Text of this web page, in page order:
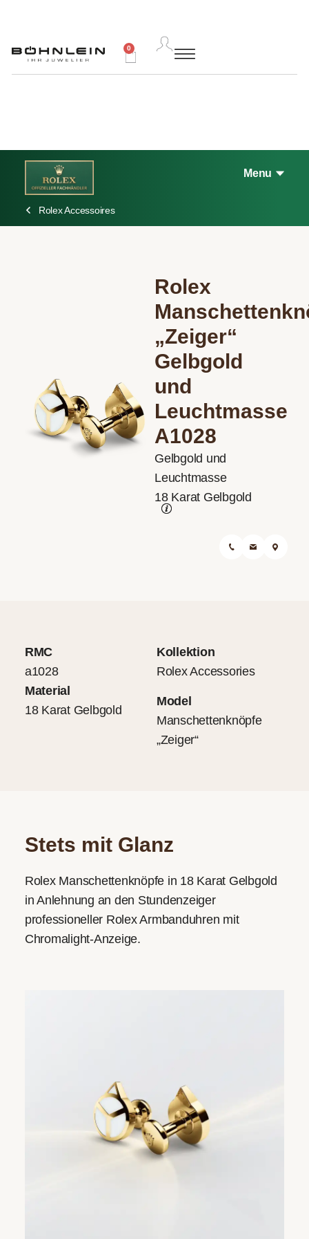
0
Menu
Rolex Accessoires
Rolex
„Zeiger“
Gelbgold
und
Leuchtmasse
A1028
Gelbgold und
Leuchtmasse
18 Karat Gelbgold
0921-507 01 60Eine Nachricht
Finden Sie
RMC
a1028
Material
18 Karat Gelbgold
Kollektion
Rolex Accessories
Model
Manschettenknöpfe
„Zeiger“
Stets mit Glanz
Rolex Manschettenknöpfe in 18 Karat Gelbgold
in Anlehnung an den Stundenzeiger
professioneller Rolex Armbanduhren mit
Chromalight-Anzeige.